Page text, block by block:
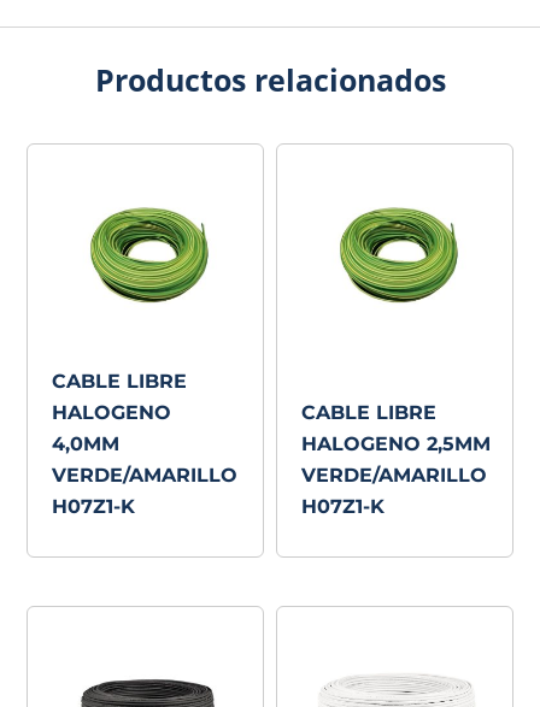
Productos relacionados
CABLE LIBRE
HALOGENO
4,0MM
VERDE/AMARILLO
H07Z1-K
CABLE LIBRE
HALOGENO 2,5MM
VERDE/AMARILLO
H07Z1-K